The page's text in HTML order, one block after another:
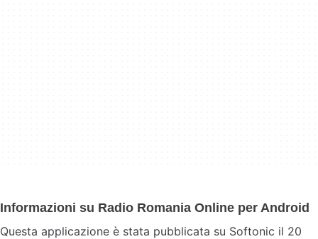
Informazioni su Radio Romania Online per Android
Questa applicazione è stata pubblicata su Softonic il 20